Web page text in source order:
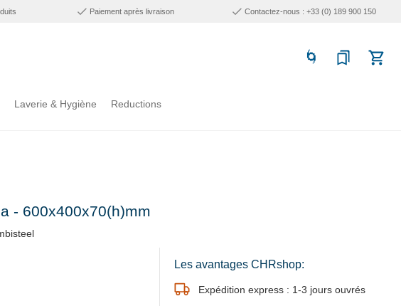
Paiement après livraison Contactez-nous : +33 (0) 189 900 150
Laverie & Hygiène Reductions
- 600x400x70(h)mm
Les avantages CHRshop:
Expédition express : 1-3 jours ouvrés